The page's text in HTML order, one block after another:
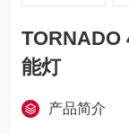
TORNADO
能灯
产品简介